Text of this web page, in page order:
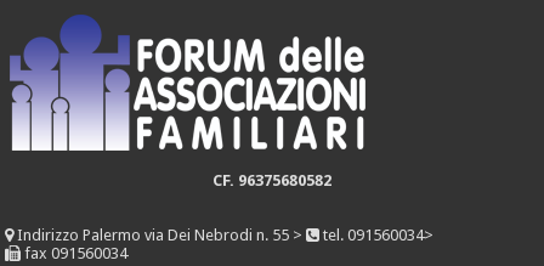
CF. 96375680582
IndirizzoPalermo via Dei Nebrodi n. 55 >
tel. 091560034>
fax 091560034